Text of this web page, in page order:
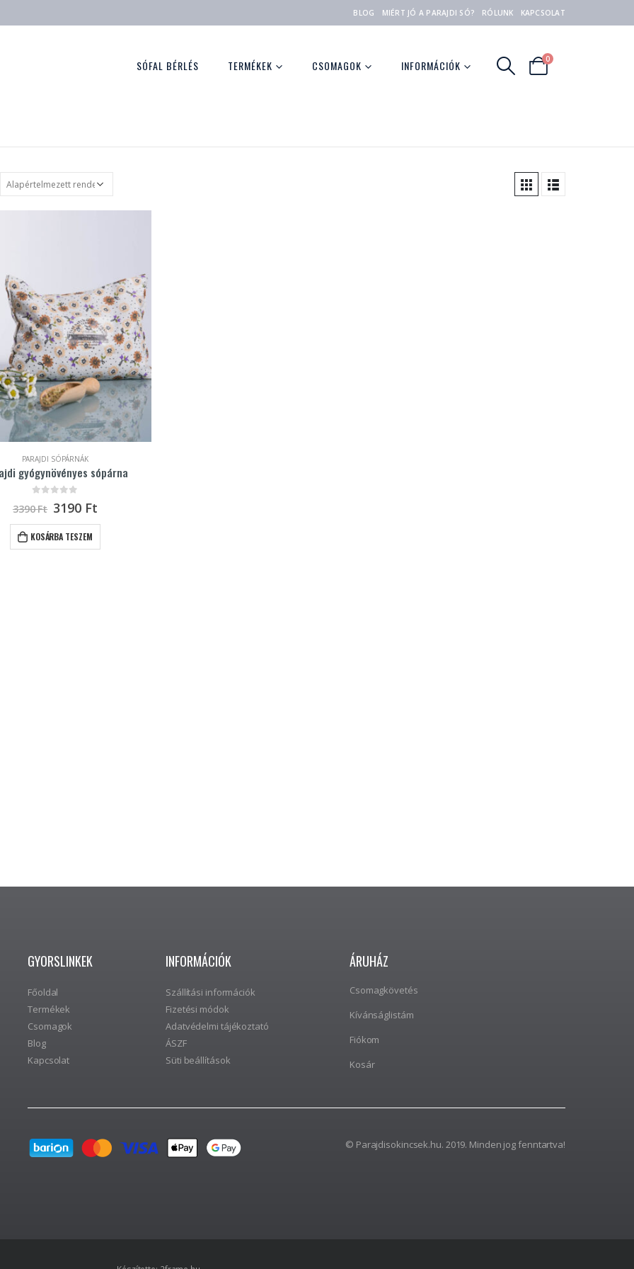
BLOG MIÉRT JÓ A PARAJDI SÓ? RÓLUNK KAPCSOLAT
SÓFAL BÉRLÉS TERMÉKEK CSOMAGOK INFORMÁCIÓK 0
PARAJDI SÓPÁRNÁK
gyógynövényes sópárna
3390Ft 3190 Ft
KOSÁRBA TESZEM
GYORSLINKEK
Főoldal
Termékek
Csomagok
Blog
Kapcsolat
INFORMÁCIÓK
Szállítási információk
Fizetési módok
Adatvédelmi tájékoztató
ÁSZF
Süti beállítások
ÁRUHÁZ
Csomagkövetés
Kívánságlistám
Fiókom
Kosár
© Parajdisokincsek.hu. 2019. Minden jog fenntartva!